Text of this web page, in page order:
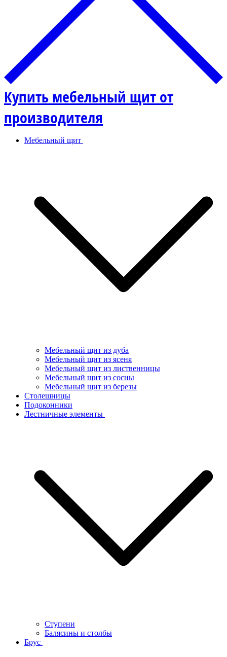
Купить мебельный щит от
производителя
Мебельный щит
Мебельный щит из дуба
Мебельный щит из ясеня
Мебельный щит из лиственницы
Мебельный щит из сосны
Мебельный щит из березы
Столешницы
Подоконники
Лестничные элементы
Ступени
Балясины и столбы
Брус